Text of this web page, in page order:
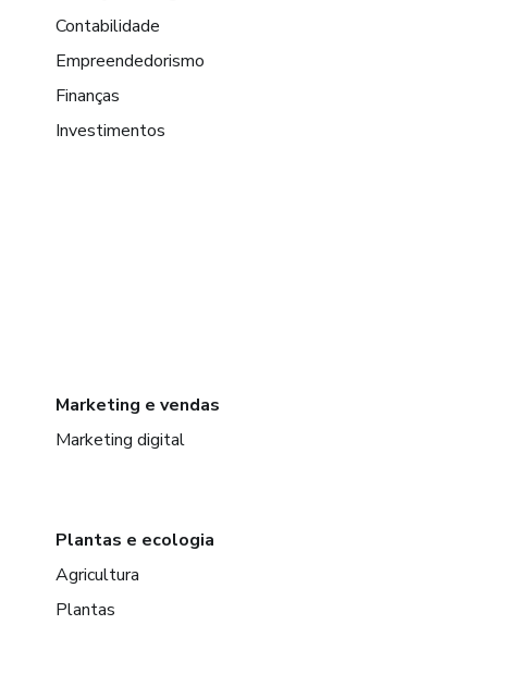
Contabilidade
Empreendedorismo
Finanças
Investimentos
Marketing e vendas
Marketing digital
Plantas e ecologia
Agricultura
Plantas